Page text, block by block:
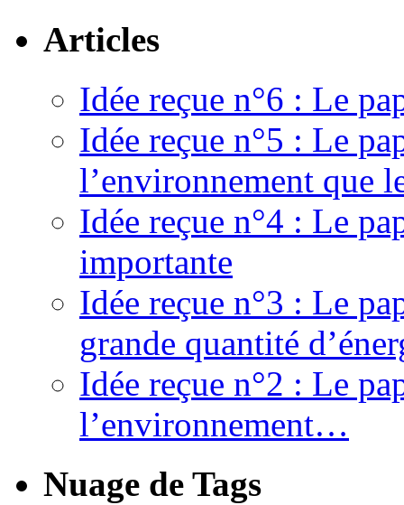
Articles
Idée reçue n°6 : Le
Idée reçue n°5 : Le
l’environnement que
Idée reçue n°4 : Le
importante
Idée reçue n°3 : Le
grande quantité
Idée reçue n°2 : Le
l’environnement…
Nuage de Tags